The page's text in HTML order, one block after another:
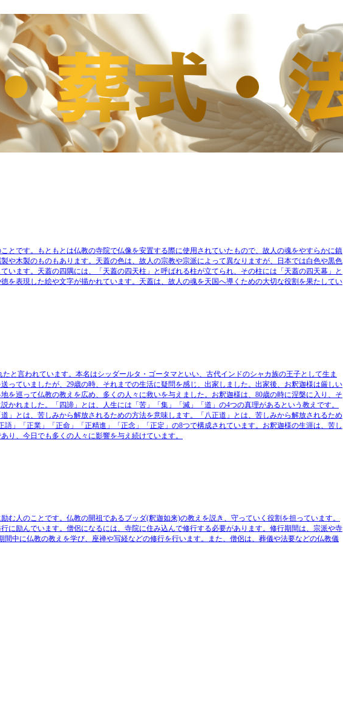
とです。もともとは仏教の寺院で仏像を安置する際に使用されていたもので、 故人の魂をやすらかに鎮
や木製のものもあります。天蓋の色は、故人の宗教や宗派によって異なりますが、
日本では白色や黒色
います。天蓋の四隅には、 「天蓋の四天柱」と呼ばれる柱が立てられ、その柱には 「天蓋の四天幕」と
を表現した絵や文字が描かれています。天蓋は、故人の魂を天国へ導くための大切な役割 を果たしてい
と言われています。本名はシッダールタ・ゴータマといい、古代インドのシャカ族の王子として生ま
っていましたが、29歳の時、それまでの生活に疑問を感じ、出家しました。出家後、お釈迦様は厳しい
を巡って仏教の教えを広め、多くの人々に救いを与えました。お釈迦様は、80歳の時に涅槃に入り、そ
かれました。「四諦」とは、人生には「苦」「集」「滅」「道」の4つの真理があるという教えです。
」とは、苦しみから解放されるための方法を意味します。
「八正道」
とは、苦しみから解放されるため
」「正業」「正命」「正精進」「正念」「正定」の8つで構成されています。 お釈迦様の生涯は、 苦し
り、今日でも多くの人々に影響を与え続けています。
む人のことです。仏教の開祖であるブッダ(釈迦如来)の教えを説き、守っていく役割を担っています。
に励んでいます。 僧侶になるには、寺院に住み込んで修行する必要があります。修行期間は、宗派や寺
中に仏教の教えを学び、座禅や写経などの修行を行います。また、僧侶は、葬儀や法要などの仏教儀